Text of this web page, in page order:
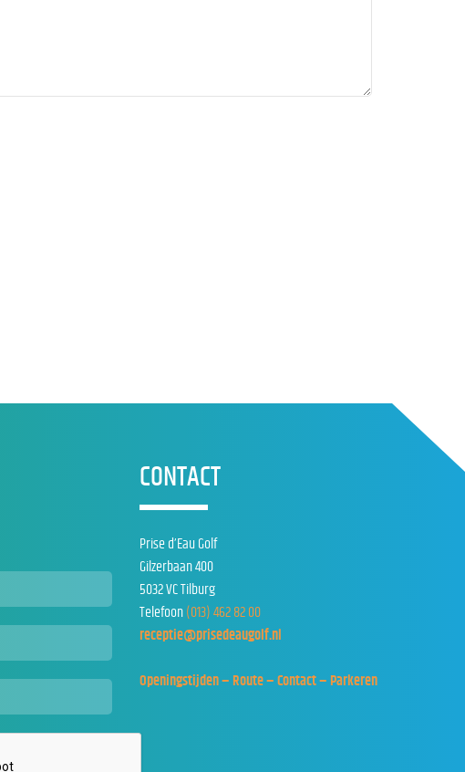
CONTACT
Prise d’Eau Golf
Gilzerbaan 400
5032 VC Tilburg
Telefoon (013) 462 82 00
receptie@prisedeaugolf.nl
Openingstijden – Route – Contact – Parkeren